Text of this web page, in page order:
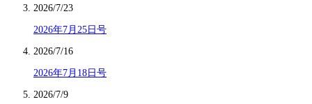
2026/7/23
2026年7月25日号
2026/7/16
2026年7月18日号
2026/7/9